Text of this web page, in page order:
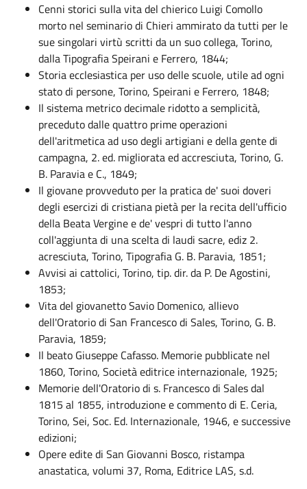
Cenni storici sulla vita del chierico Luigi Comollo
morto nel seminario di Chieri ammirato da tutti per le
sue singolari virtù scritti da un suo collega, Torino,
dalla Tipografia Speirani e Ferrero, 1844;
Storia ecclesiastica per uso delle scuole, utile ad ogni
stato di persone, Torino, Speirani e Ferrero, 1848;
Il sistema metrico decimale ridotto a semplicità,
preceduto dalle quattro prime operazioni
dell'aritmetica ad uso degli artigiani e della gente di
campagna, 2. ed. migliorata ed accresciuta, Torino, G.
B. Paravia e C., 1849;
Il giovane provveduto per la pratica de' suoi doveri
degli esercizi di cristiana pietà per la recita dell'ufficio
della Beata Vergine e de' vespri di tutto l'anno
coll'aggiunta di una scelta di laudi sacre, ediz 2.
acresciuta, Torino, Tipografia G. B. Paravia, 1851;
Avvisi ai cattolici, Torino, tip. dir. da P. De Agostini,
1853;
Vita del giovanetto Savio Domenico, allievo
dell'Oratorio di San Francesco di Sales, Torino, G. B.
Paravia, 1859;
Il beato Giuseppe Cafasso. Memorie pubblicate nel
1860, Torino, Società editrice internazionale, 1925;
Memorie dell'Oratorio di s. Francesco di Sales dal
1815 al 1855, introduzione e commento di E. Ceria,
Torino, Sei, Soc. Ed. Internazionale, 1946, e successive
edizioni;
Opere edite di San Giovanni Bosco, ristampa
anastatica, volumi 37, Roma, Editrice LAS, s.d.